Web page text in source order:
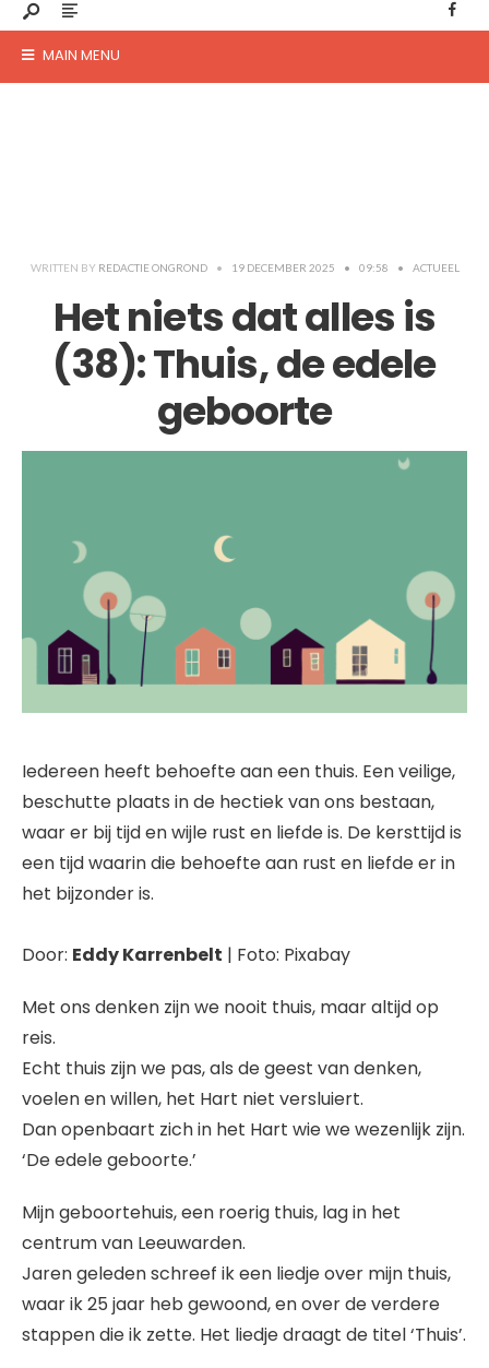
MAIN MENU
WRITTEN BY REDACTIE ONGROND • 19 DECEMBER 2025 • 09:58 • ACTUEEL
Het niets dat alles is
(38): Thuis, de edele
geboorte
Iedereen heeft behoefte aan een thuis. Een veilige,
beschutte plaats in de hectiek van ons bestaan,
waar er bij tijd en wijle rust en liefde is. De kersttijd is
een tijd waarin die behoefte aan rust en liefde er in
het bijzonder is.
Door: Eddy Karrenbelt | Foto: Pixabay
Met ons denken zijn we nooit thuis, maar altijd op
reis.
Echt thuis zijn we pas, als de geest van denken,
voelen en willen, het Hart niet versluiert.
Dan openbaart zich in het Hart wie we wezenlijk zijn.
‘De edele geboorte.’
Mijn geboortehuis, een roerig thuis, lag in het
centrum van Leeuwarden.
Jaren geleden schreef ik een liedje over mijn thuis,
waar ik 25 jaar heb gewoond, en over de verdere
stappen die ik zette. Het liedje draagt de titel ‘Thuis’.